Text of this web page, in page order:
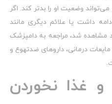
وضعیت او را بدتر کند. اگر
از 24 ساعت ادامه داشت یا علائم دیگری مانند
مشاهده شد، مراجعه به دامپزشک
درمانی، داروهای ضدتهوع و
غذا نخوردن